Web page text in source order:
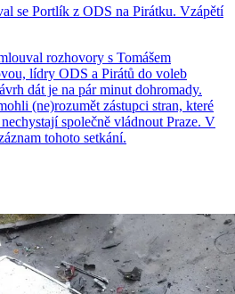
se Portlík z ODS na Pirátku. Vzápětí
rozhovory s Tomášem
lídry ODS a Pirátů do voleb
dát je na pár minut dohromady.
(ne)rozumět zástupci stran, které
společně vládnout Praze. V
tohoto setkání.